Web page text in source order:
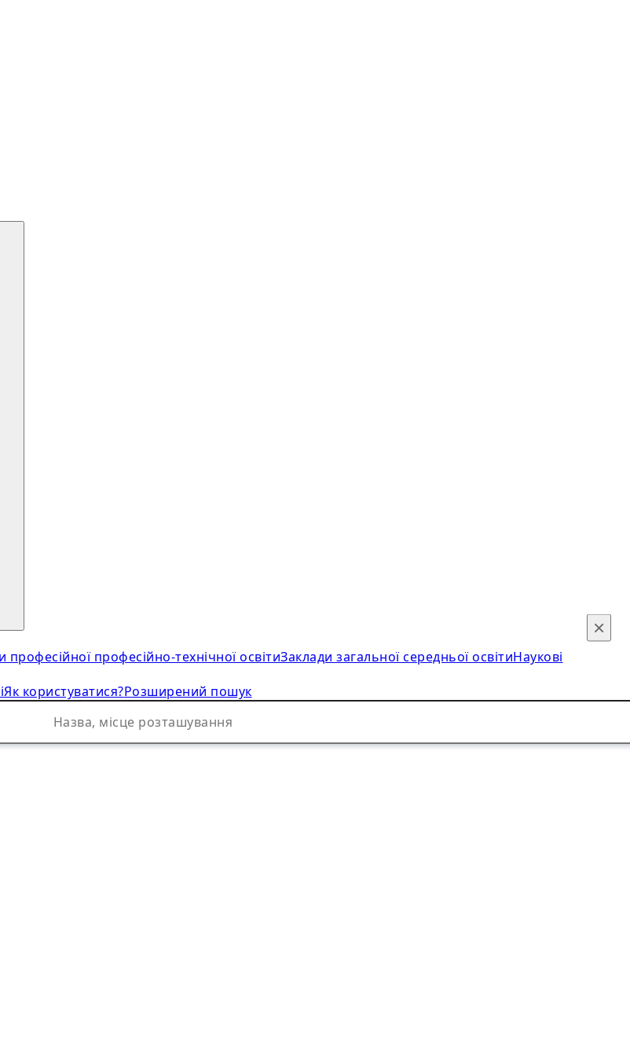
професійної професійно-технічної освітиЗаклади загальної середньої освітиНаукові
Як користуватися?Розширений пошук
×